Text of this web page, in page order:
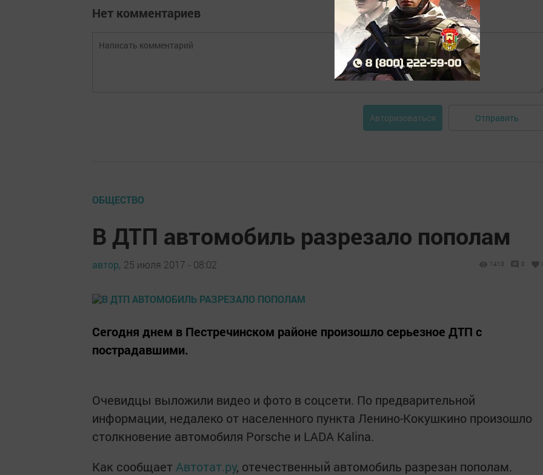
Нет комментариев
Авторизоваться Отправить
ОБЩЕСТВО
В ДТП автомобиль разрезало пополам
автор, 25 июля 2017 - 08:02 1413 0
Сегодня днем в Пестречинском районе произошло серьезное ДТП с
пострадавшими.
Очевидцы выложили видео и фото в соцсети. По предварительной
информации, недалеко от населенного пункта Ленино-Кокушкино произошло
столкновение автомобиля Porsche и LADA Kalina.
Как сообщает Автотат.ру, отечественный автомобиль разрезан пополам.